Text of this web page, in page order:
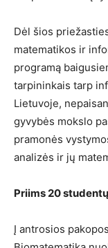
Dėl šios
matematikos ir
programą
tarpininkais tarp
Lietuvoje,
gyvybės mokslo
pramonės
analizės ir jų
Priims 20 studentų
Į antrosios